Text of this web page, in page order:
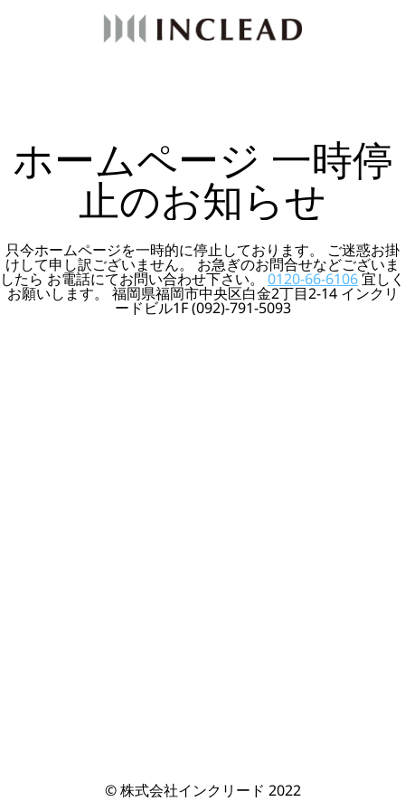
ホームページ 一時停
止のお知らせ
只今ホームページを一時的に停止しております。 ご迷惑お掛
けして申し訳ございません。 お急ぎのお問合せなどございま
したら お電話にてお問い合わせ下さい。0120-66-6106宜しく
お願いします。 福岡県福岡市中央区白金2丁目2-14 インクリ
ードビル1F (092)-791-5093
© 株式会社インクリード 2022